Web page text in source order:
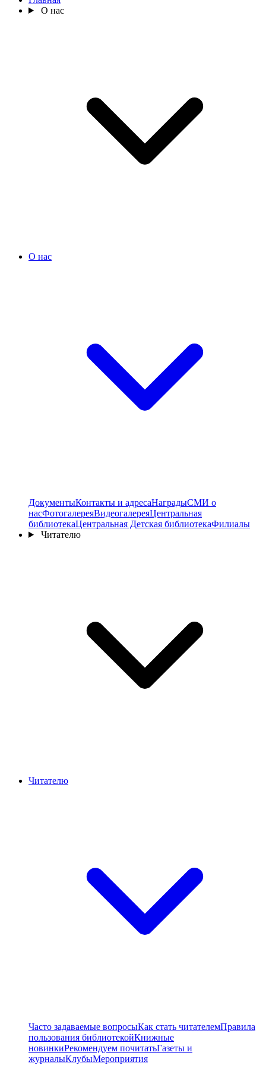
О нас
О нас
ДокументыКонтакты и адресаНаградыСМИ о
насФотогалереяВидеогалереяЦентральная
библиотекаЦентральная Детская библиотекаФилиалы
Читателю
Читателю
Часто задаваемые вопросыКак стать читателемПравила
пользования библиотекойКнижные
новинкиРекомендуем почитатьГазеты и
журналыКлубыМероприятия